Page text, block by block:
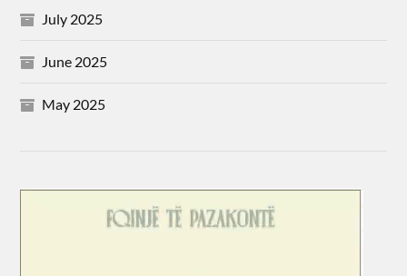
July 2025
June 2025
May 2025